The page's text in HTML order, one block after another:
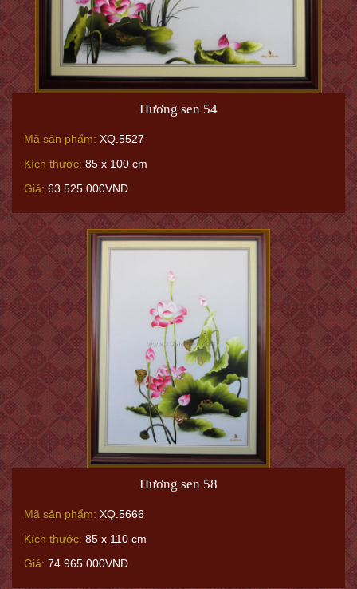
Hương sen 54
Mã sản phẩm: XQ.5527
Kích thước: 85 x 100 cm
Giá: 63.525.000VNĐ
Hương sen 58
Mã sản phẩm: XQ.5666
Kích thước: 85 x 110 cm
Giá: 74.965.000VNĐ